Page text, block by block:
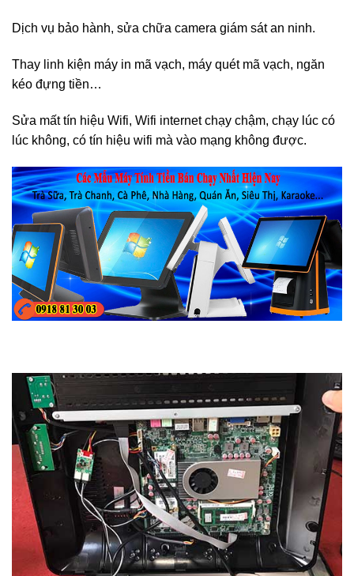
Dịch vụ bảo hành, sửa chữa camera giám sát an ninh.
Thay linh kiện máy in mã vạch, máy quét mã vạch, ngăn
kéo đựng tiền…
Sửa mất tín hiệu Wifi, Wifi internet chạy chậm, chạy lúc có
lúc không, có tín hiệu wifi mà vào mạng không được.